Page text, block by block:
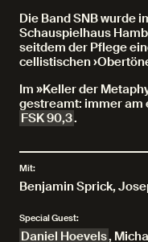
Die Band SNB wurde
Schauspielhaus
seitdem der Pflege
cellistischen
Im »Keller der
gestreamt: immer am
FSK 90,3.
Mit:
Benjamin Sprick,
Special Guest:
Daniel Hoevels,